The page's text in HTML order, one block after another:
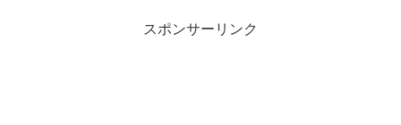
スポンサーリンク